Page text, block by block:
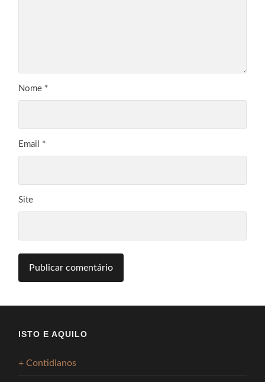
Nome *
Email *
Site
ISTO E AQUILO
+ Contidianos